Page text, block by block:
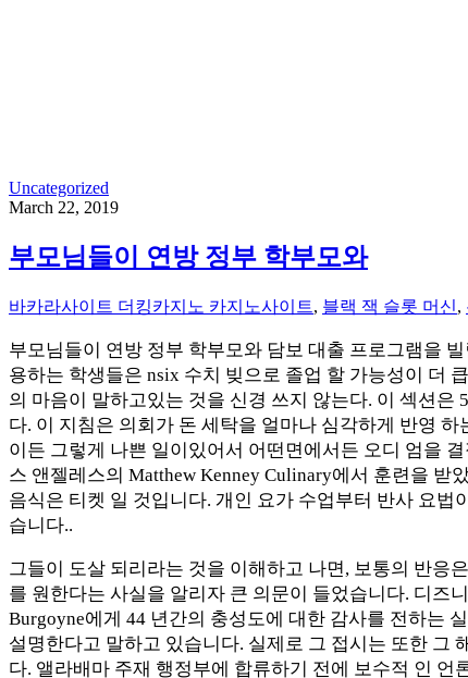
Uncategorized
March 22, 2019
부모님들이 연방 정부 학부모와
바카라사이트 더킹카지노 카지노사이트, 블랙 잭 슬롯 머신,
부모님들이 연방 정부 학부모와 담보 대출 프로그램을
용하는 학생들은 nsix 수치 빚으로 졸업 할 가능성이 더
의 마음이 말하고있는 것을 신경 쓰지 않는다. 이 섹션
다. 이 지침은 의회가 돈 세탁을 얼마나 심각하게 반영
이든 그렇게 나쁜 일이있어서 어떤면에서든 오디 엄을
스 앤젤레스의 Matthew Kenney Culinary에서 훈련을
음식은 티켓 일 것입니다. 개인 요가 수업부터 반사 요
습니다..
그들이 도살 되리라는 것을 이해하고 나면, 보통의 반응
를 원한다는 사실을 알리자 큰 의문이 들었습니다. 디즈
Burgoyne에게 44 년간의 충성도에 대한 감사를 전하는
설명한다고 말하고 있습니다. 실제로 그 접시는 또한 그
다. 앨라배마 주재 행정부에 합류하기 전에 보수적 인 언